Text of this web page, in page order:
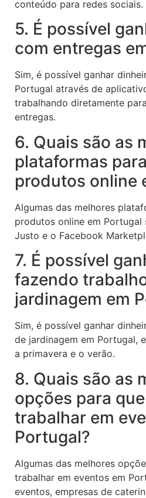
conteúdo para redes sociais.
5. É possível
com entregas
Sim, é possível ganhar
Portugal através de
trabalhando diretamente
entregas.
6. Quais são as
plataformas
produtos online
Algumas das melhores
produtos online em Portugal
Justo e o Facebook
7. É possível
fazendo
jardinagem em
Sim, é possível ganhar
de jardinagem em Portugal,
a primavera e o verão.
8. Quais são as
opções para
trabalhar em
Portugal?
Algumas das melhores
trabalhar em eventos em
eventos, empresas de